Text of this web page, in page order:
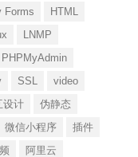
Forms
HTML
LNMP
PHPMyAdmin
SSL
video
设计
伪静态
微信小程序
插件
阿里云